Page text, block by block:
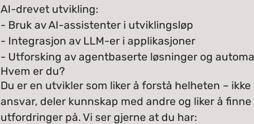
AI-drevet utvikling:
- Bruk av AI-assistenter i utviklingsløp
- Integrasjon av LLM-er i applikasjoner
- Utforsking av agentbaserte løsninger og
Hvem er du?
Du er en utvikler som liker å forstå helheten –
ansvar, deler kunnskap med andre og liker å
utfordringer på. Vi ser gjerne at du har: